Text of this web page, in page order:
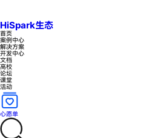
HiSpark生态
首页
案例中心
解决方案
开发中心
文档
高校
论坛
课堂
活动
心愿单